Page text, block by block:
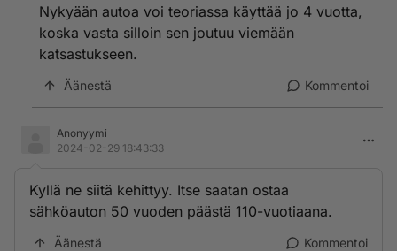
Nykyään autoa voi teoriassa käyttää jo 4 vuotta,
koska vasta silloin sen joutuu viemään
katsastukseen.
Äänestä Kommentoi
Anonyymi
2024-02-29 18:43:33
Kyllä ne siitä kehittyy. Itse saatan ostaa
sähköauton 50 vuoden päästä 110-vuotiaana.
Äänestä Kommentoi